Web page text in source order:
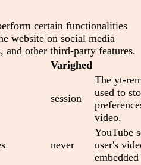
certain functionalities
website on social media
and other third-party features.
Varighed
session
The yt-
used to
video.
never
YouTube
user's